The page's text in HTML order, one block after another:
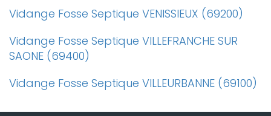
Vidange Fosse Septique VENISSIEUX (69200)
Vidange Fosse Septique VILLEFRANCHE SUR
SAONE (69400)
Vidange Fosse Septique VILLEURBANNE (69100)